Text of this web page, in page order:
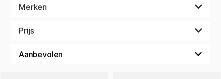
Merken
Prijs